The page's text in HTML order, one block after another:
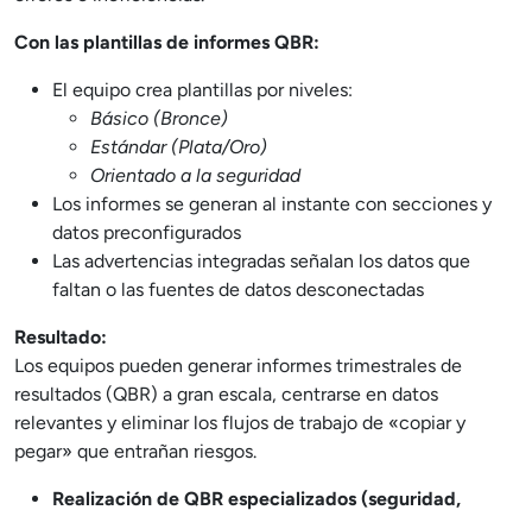
Con las plantillas de informes QBR:
El equipo crea plantillas por niveles:
Básico (Bronce)
Estándar (Plata/Oro)
Orientado a la seguridad
Los informes se generan al instante con secciones y
datos preconfigurados
Las advertencias integradas señalan los datos que
faltan o las fuentes de datos desconectadas
Resultado:
Los equipos pueden generar informes trimestrales de
resultados (QBR) a gran escala, centrarse en datos
relevantes y eliminar los flujos de trabajo de «copiar y
pegar» que entrañan riesgos.
Realización de QBR especializados (seguridad,